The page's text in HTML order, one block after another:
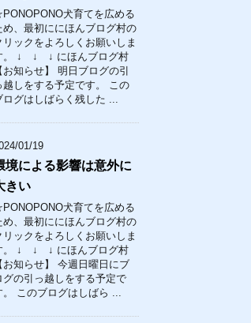
犬育てを広める
め、最初ににほんブログ村の
リックをよろしくお願いしま
。 ↓ ↓ ↓ にほんブログ村
お知らせ】 明日ブログの引
越しをする予定です。 この
ログはしばらく残した ...
01/19
境による影響は意外に
きい
犬育てを広める
め、最初ににほんブログ村の
リックをよろしくお願いしま
。 ↓ ↓ ↓ にほんブログ村
お知らせ】 今週日曜日にブ
グの引っ越しをする予定で
。 このブログはしばら ...